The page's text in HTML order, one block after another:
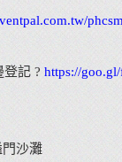
登記 ? https://
門沙灘